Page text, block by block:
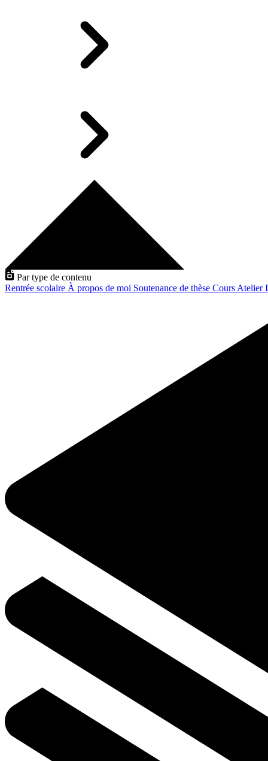
Par type de contenu
Rentrée scolaire À propos de moi Soutenance de thèse Cours Atelier